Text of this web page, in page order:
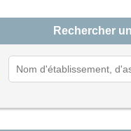
Rechercher